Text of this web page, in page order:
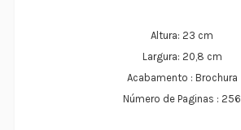
Altura: 23 cm
Largura: 20,8 cm
Acabamento : Brochura
Número de Paginas : 256